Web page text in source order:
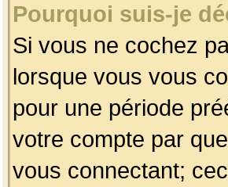
Pourquoi suis-je
Si vous ne cochez
lorsque vous vous
pour une période
votre compte par
vous connectant;